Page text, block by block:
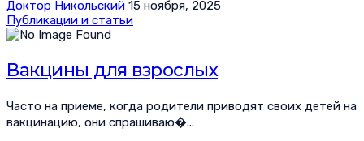
Доктор Никольский 15 ноября, 2025
Публикации и статьи
Вакцины для взрослых
Часто на приеме, когда родители приводят своих детей на
вакцинацию, они спрашиваю�...